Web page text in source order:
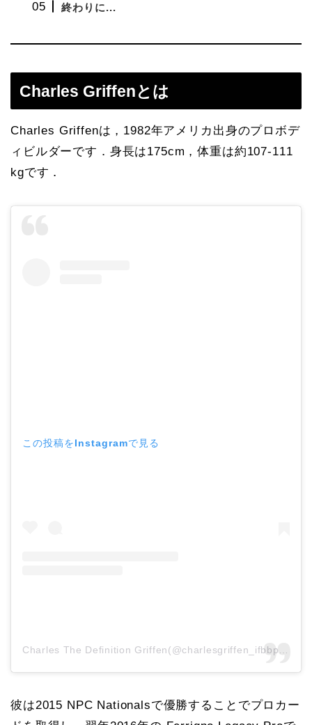
終わりに...
Charles Griffenとは
Charles Griffenは，1982年アメリカ出身のプロボデ
ィビルダーです．身長は175cm，体重は約107-111
kgです．
この投稿をInstagramで見る
Charles The Definition Griffen(@charlesgriffen_ifbbpro)がシェアした投稿
彼は2015 NPC Nationalsで優勝することでプロカー